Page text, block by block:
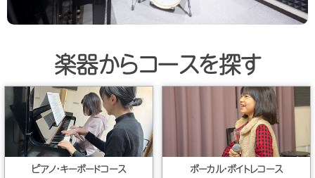
楽器からコースを探す
ピアノ・キーボードコース ボーカル・ボイトレコース